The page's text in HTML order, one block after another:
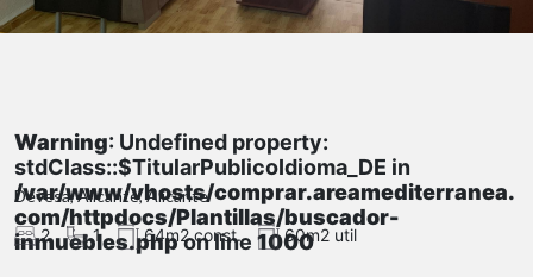
Warning: Undefined property:
stdClass::$TitularPublicoIdioma_DE in
/var/www/vhosts/comprar.areamediterranea.
com/httpdocs/Plantillas/buscador-
inmuebles.phpon line 1000
Devesa, Alicante, Alicante
2
1 64m2 const. 60m2 util